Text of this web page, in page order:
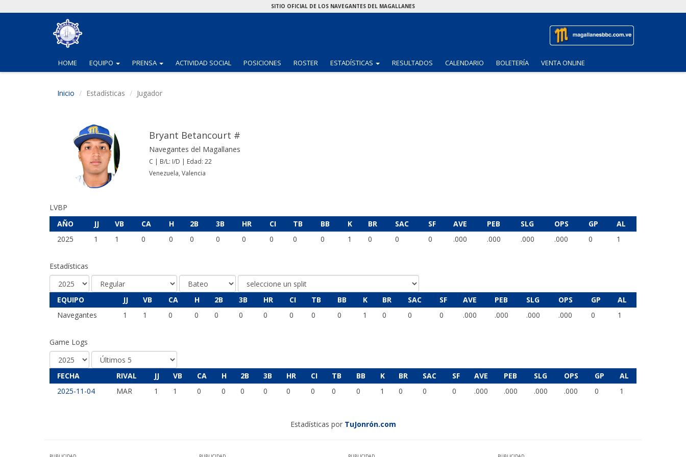
SITIO OFICIAL DE LOS NAVEGANTES DEL MAGALLANES
HOME EQUIPO (CURRENT)
PRENSA (CURRENT)
ACTIVIDAD SOCIAL POSICIONES ROSTER ESTADÍSTICAS (CURRENT)
RESULTADOS CALENDARIO BOLETERÍA VENTA ONLINE
Inicio Estadísticas Jugador
Bryant Betancourt #
Navegantes del Magallanes
C | B/L: I/D | Edad: 22
Venezuela, Valencia
LVBP
AÑO
JJ VB CA H 2B 3B HR CI TB BB K BR SAC SF AVE PEB SLG OPS GP
AL
2025
1 1 0 0 0 0 0 0 0 0 1 0 0 0 .000 .000 .000 .000 0 1
Estadísticas
EQUIPO JJ VB CA H 2B 3B HR CI TB BB K BR SAC SF AVE PEB SLG OPS GP
AL
Navegantes
1 1 0 0 0 0 0 0 0 0 1 0 0 0 .000 .000 .000 .000 0 1
Game Logs
FECHA RIVAL JJ VB CA H 2B 3B HR CI TB BB K BR SAC SF AVE PEB SLG OPS GP
AL
2025-11-04
MAR 1 1 0 0 0 0 0 0 0 0 1 0 0 0 .000 .000 .000 .000 0 1
Estadísticas por TuJonrón.com